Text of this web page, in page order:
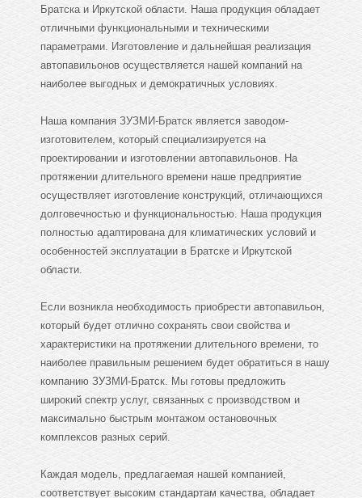
Братска и Иркутской области. Наша продукция обладает
отличными функциональными и техническими
параметрами. Изготовление и дальнейшая реализация
автопавильонов осуществляется нашей компаний на
наиболее выгодных и демократичных условиях.
Наша компания ЗУЗМИ-Братск является заводом-
изготовителем, который специализируется на
проектировании и изготовлении автопавильонов. На
протяжении длительного времени наше предприятие
осуществляет изготовление конструкций, отличающихся
долговечностью и функциональностью. Наша продукция
полностью адаптирована для климатических условий и
особенностей эксплуатации в Братске и Иркутской
области.
Если возникла необходимость приобрести автопавильон,
который будет отлично сохранять свои свойства и
характеристики на протяжении длительного времени, то
наиболее правильным решением будет обратиться в нашу
компанию ЗУЗМИ-Братск. Мы готовы предложить
широкий спектр услуг, связанных с производством и
максимально быстрым монтажом остановочных
комплексов разных серий.
Каждая модель, предлагаемая нашей компанией,
соответствует высоким стандартам качества, обладает